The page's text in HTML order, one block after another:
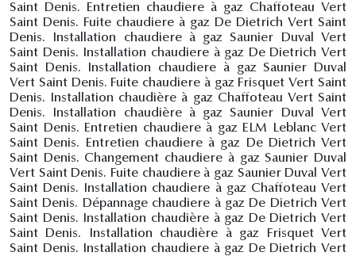
Saint Denis. Entretien chaudiere à gaz Chaffoteau Vert
Saint Denis. Fuite chaudiere à gaz De Dietrich Vert Saint
Denis. Installation chaudiere à gaz Saunier Duval Vert
Saint Denis. Installation chaudiere à gaz De Dietrich Vert
Saint Denis. Installation chaudiere à gaz Saunier Duval
Vert Saint Denis. Fuite chaudiere à gaz Frisquet Vert Saint
Denis. Installation chaudière à gaz Chaffoteau Vert Saint
Denis. Installation chaudière à gaz Saunier Duval Vert
Saint Denis. Entretien chaudiere à gaz ELM Leblanc Vert
Saint Denis. Entretien chaudiere à gaz De Dietrich Vert
Saint Denis. Changement chaudiere à gaz Saunier Duval
Vert Saint Denis. Fuite chaudiere à gaz Saunier Duval Vert
Saint Denis. Installation chaudiere à gaz Chaffoteau Vert
Saint Denis. Dépannage chaudiere à gaz De Dietrich Vert
Saint Denis. Installation chaudière à gaz De Dietrich Vert
Saint Denis. Installation chaudière à gaz Frisquet Vert
Saint Denis. Installation chaudiere à gaz De Dietrich Vert